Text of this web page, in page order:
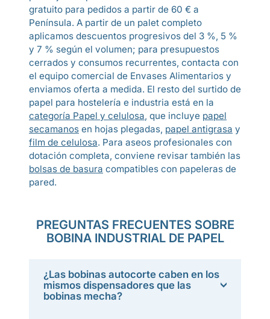
gratuito para pedidos a partir de 60 € a
Península. A partir de un palet completo
aplicamos descuentos progresivos del 3 %, 5 %
y 7 % según el volumen; para presupuestos
cerrados y consumos recurrentes, contacta con
el equipo comercial de Envases Alimentarios y
enviamos oferta a medida. El resto del surtido de
papel para hostelería e industria está en la
categoría Papel y celulosa, que incluye papel
secamanos en hojas plegadas, papel antigrasa y
film de celulosa. Para aseos profesionales con
dotación completa, conviene revisar también las
bolsas de basura compatibles con papeleras de
pared.
PREGUNTAS FRECUENTES SOBRE
BOBINA INDUSTRIAL DE PAPEL
¿Las bobinas autocorte caben en los
mismos dispensadores que las
bobinas mecha?